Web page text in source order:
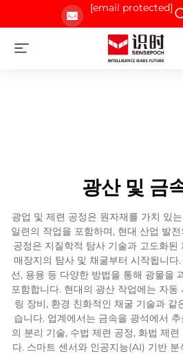
[email protected]
광산 및 금
광업 및 제련 공정은 원자재를 가치 있
일련의 작업을 포함하며, 현대 산업 발
공정은 지질학적 탐사 기술과 고도화된
매장지의 탐사 및 채굴부터 시작됩니다
선, 용융 등 다양한 방법을 통해 광물을
포함합니다. 현대의 광산 작업에는 자동
링 장비, 환경 친화적인 채굴 기술과 같
습니다. 업계에서는 금속을 광석에서
의 분리 기술, 수법 제련 공정, 화법 제
다. 스마트 센서와 인공지능(AI) 기반